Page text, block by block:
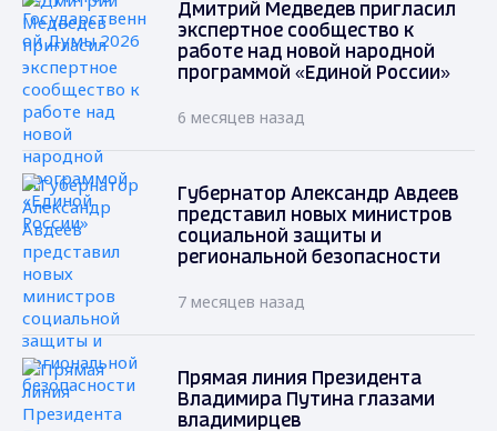
Дмитрий Медведев пригласил
экспертное сообщество к
работе над новой народной
программой «Единой России»
6 месяцев назад
Губернатор Александр Авдеев
представил новых министров
социальной защиты и
региональной безопасности
7 месяцев назад
Прямая линия Президента
Владимира Путина глазами
владимирцев